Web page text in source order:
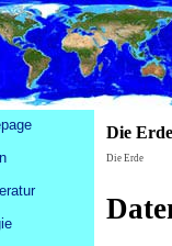
Menü überspringen
Die
Die Erde